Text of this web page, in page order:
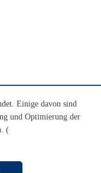
Einige davon sind
und Optimierung der
(